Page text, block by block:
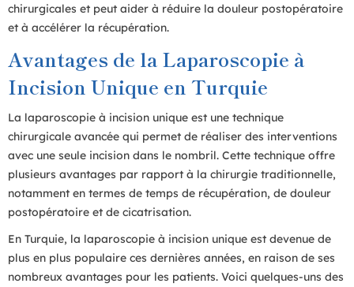
chirurgicales et peut aider à réduire la douleur postopératoire
et à accélérer la récupération.
Avantages de la Laparoscopie à
Incision Unique en Turquie
La laparoscopie à incision unique est une technique
chirurgicale avancée qui permet de réaliser des interventions
avec une seule incision dans le nombril. Cette technique offre
plusieurs avantages par rapport à la chirurgie traditionnelle,
notamment en termes de temps de récupération, de douleur
postopératoire et de cicatrisation.
En Turquie, la laparoscopie à incision unique est devenue de
plus en plus populaire ces dernières années, en raison de ses
nombreux avantages pour les patients. Voici quelques-uns des